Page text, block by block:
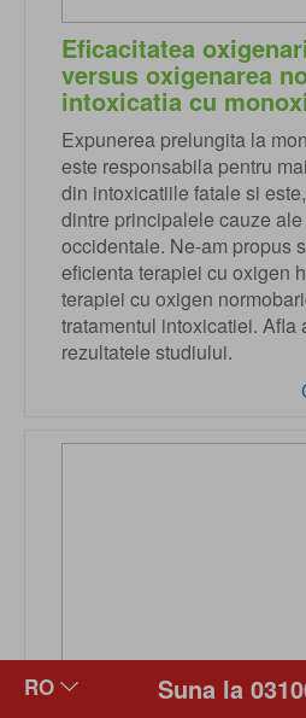
Eficacitatea
versus oxigenarea
intoxicatia cu
Expunerea prelungita la
este responsabila pentru
din intoxicatiile fatale si
dintre principalele cauze
occidentale. Ne-am propus
eficienta terapiei cu oxigen
terapiei cu oxigen
tratamentul intoxicatiei. Afla
rezultatele studiului.
Suna la